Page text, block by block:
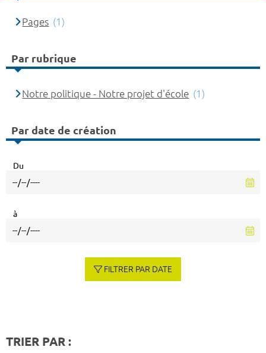
Pages (1)
Par rubrique
Notre politique - Notre projet d'école (1)
Par date de création
Du
à
FILTRER PAR DATE
TRIER PAR :